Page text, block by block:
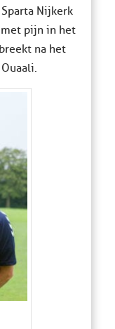
Nijkerk
pijn in het
na het